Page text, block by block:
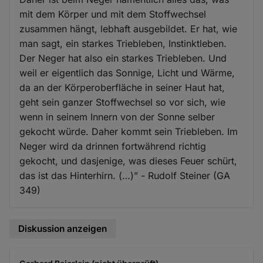
mit dem Körper und mit dem Stoffwechsel
zusammen hängt, lebhaft ausgebildet. Er hat, wie
man sagt, ein starkes Triebleben, Instinktleben.
Der Neger hat also ein starkes Triebleben. Und
weil er eigentlich das Sonnige, Licht und Wärme,
da an der Körperoberfläche in seiner Haut hat,
geht sein ganzer Stoffwechsel so vor sich, wie
wenn in seinem Innern von der Sonne selber
gekocht würde. Daher kommt sein Triebleben. Im
Neger wird da drinnen fortwährend richtig
gekocht, und dasjenige, was dieses Feuer schürt,
das ist das Hinterhirn. (…)” - Rudolf Steiner (GA
349)
Diskussion anzeigen